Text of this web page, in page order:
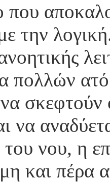
που
την
πολλών
σκεφτούν
να
του νου, η
και πέρα